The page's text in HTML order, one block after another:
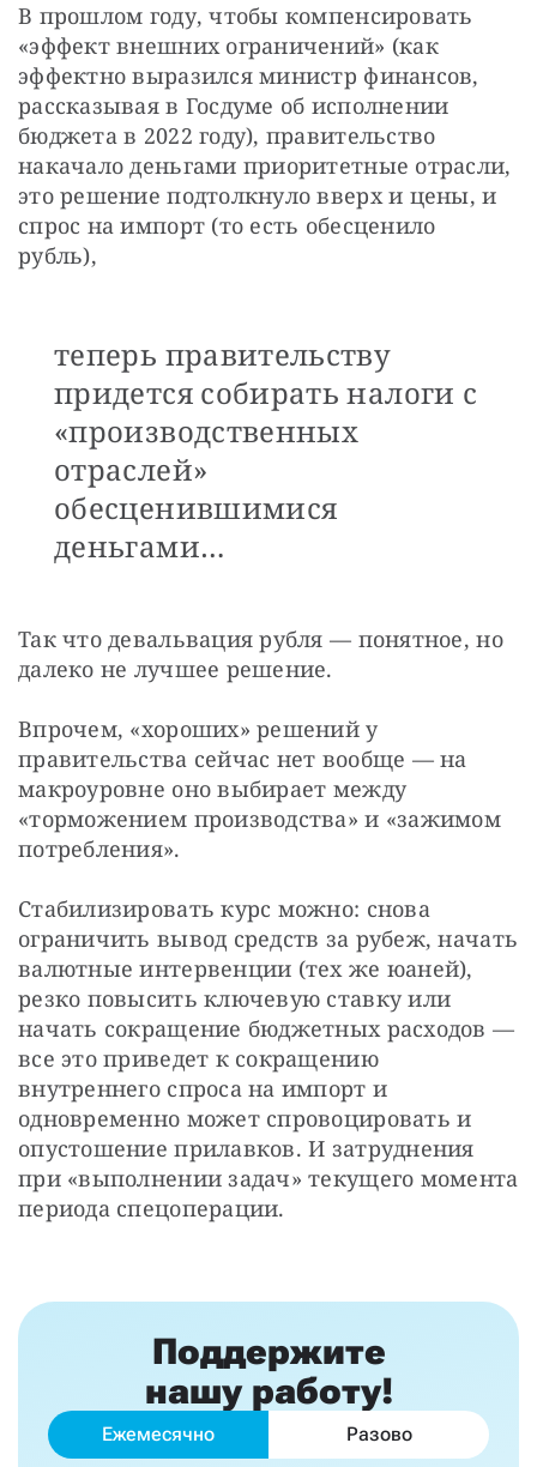
В прошлом году, чтобы компенсировать
«эффект внешних ограничений» (как
эффектно выразился министр финансов,
рассказывая в Госдуме об исполнении
бюджета в 2022 году), правительство
накачало деньгами приоритетные отрасли,
это решение подтолкнуло вверх и цены, и
спрос на импорт (то есть обесценило
рубль),
теперь правительству
придется собирать налоги с
«производственных
отраслей»
обесценившимися
деньгами…
Так что девальвация рубля — понятное, но
далеко не лучшее решение.
Впрочем, «хороших» решений у
правительства сейчас нет вообще — на
макроуровне оно выбирает между
«торможением производства» и «зажимом
потребления».
Стабилизировать курс можно: снова
ограничить вывод средств за рубеж, начать
валютные интервенции (тех же юаней),
резко повысить ключевую ставку или
начать сокращение бюджетных расходов —
все это приведет к сокращению
внутреннего спроса на импорт и
одновременно может спровоцировать и
опустошение прилавков. И затруднения
при «выполнении задач» текущего момента
периода спецоперации.
Поддержите
нашу работу!
Ежемесячно Разово